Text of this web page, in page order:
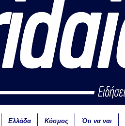
Ελλάδα Κόσμος Ότι να ναι